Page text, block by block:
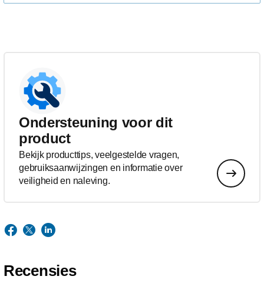
Ondersteuning voor dit
product
Bekijk producttips, veelgestelde vragen,
gebruiksaanwijzingen en informatie over
veiligheid en naleving.
Recensies